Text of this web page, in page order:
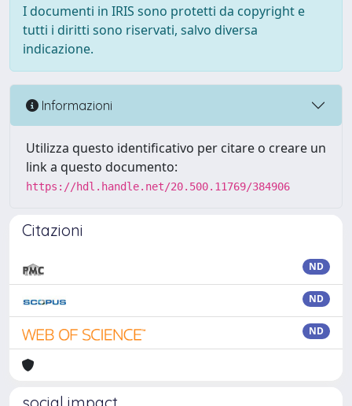
I documenti in IRIS sono protetti da copyright e
tutti i diritti sono riservati, salvo diversa
indicazione.
Informazioni
Utilizza questo identificativo per citare o creare un
link a questo documento:
https://hdl.handle.net/20.500.11769/384906
Citazioni
ND
ND
ND